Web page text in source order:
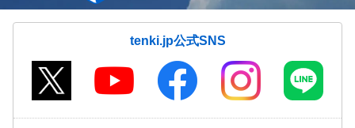
tenki.jp公式SNS